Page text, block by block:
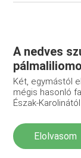
A nedves
Két, egymástól
mégis hasonló
Észak-
Elolvasom